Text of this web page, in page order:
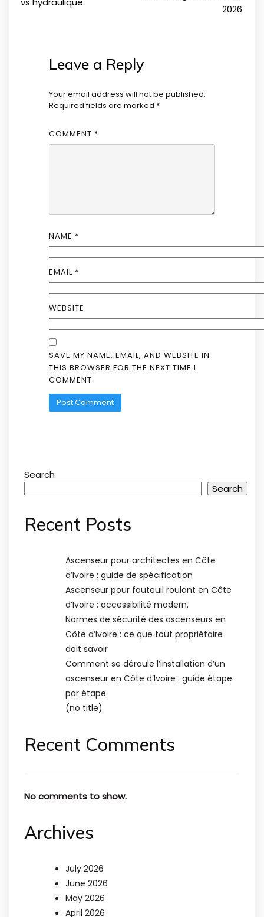
2026
Leave a Reply
Your email address will not be published.
Required fields are marked *
COMMENT *
NAME *
EMAIL *
WEBSITE
SAVE MY NAME, EMAIL, AND WEBSITE IN
THIS BROWSER FOR THE NEXT TIME I
COMMENT.
Search
Search
Recent Posts
Ascenseur pour architectes en Côte
d’Ivoire : guide de spécification
Ascenseur pour fauteuil roulant en Côte
d’Ivoire : accessibilité modern.
Normes de sécurité des ascenseurs en
Côte d’Ivoire : ce que tout propriétaire
doit savoir
Comment se déroule l’installation d’un
ascenseur en Côte d’Ivoire : guide étape
par étape
(no title)
Recent Comments
No comments to show.
Archives
July 2026
June 2026
May 2026
April 2026